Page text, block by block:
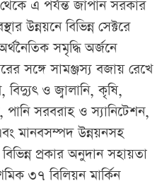
এ পর্যন্ত জাপান সরকার
উন্নয়নে বিভিন্ন সেক্টরে
সমৃদ্ধি অর্জনে
সঙ্গে সামঞ্জস্য বজায় রেখে
ও জ্বালানি, কৃষি,
পানি সরবরাহ ও স্যানিটেশন,
মানবসম্পদ উন্নয়নসহ
প্রকার অনুদান সহায়তা
৩৭ বিলিয়ন মার্কিন